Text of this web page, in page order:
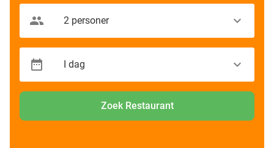
Zoek Restaurant